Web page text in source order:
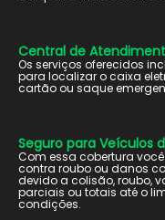
Central de
Os serviços oferecidos
para localizar o caixa
cartão ou saque
Seguro para Veículos
Com essa cobertura
contra roubo ou danos
devido a colisão, roubo,
parciais ou totais até o
condições.